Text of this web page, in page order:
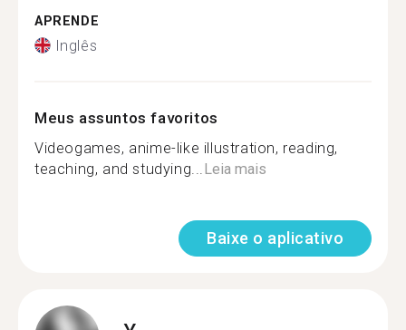
APRENDE
Inglês
Meus assuntos favoritos
Videogames, anime-like illustration, reading,
teaching, and studying... Leia mais
Baixe o aplicativo